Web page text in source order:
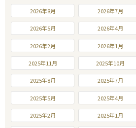
2026年8月 2026年7月
2026年5月 2026年4月
2026年2月 2026年1月
2025年11月 2025年10月
2025年8月 2025年7月
2025年5月 2025年4月
2025年2月 2025年1月